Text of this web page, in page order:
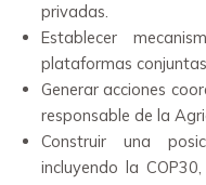
privadas.
Establecer
plataformas
Generar acciones
responsable de la
Construir una
incluyendo la